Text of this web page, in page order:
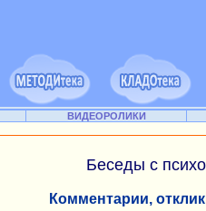
ВИДЕОРОЛИКИ
Беседы с
Комментарии,